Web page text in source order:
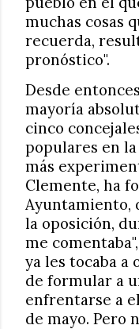
muchas cosas
recuerda,
pronóstico".
Desde
mayoría
cinco
populares en
más
Clemente, ha
Ayuntamiento,
la oposición,
me
ya les tocaba a
de formular a
enfrentarse a
de mayo. Pero